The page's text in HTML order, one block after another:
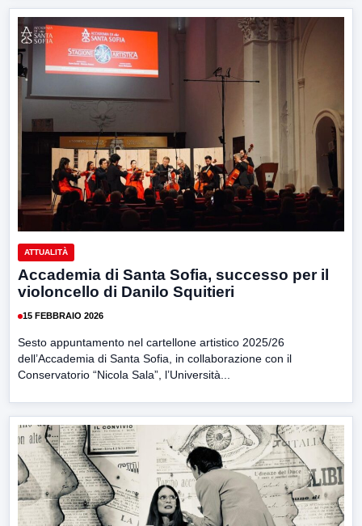
ATTUALITÀ
Accademia di Santa Sofia, successo per il
violoncello di Danilo Squitieri
15 FEBBRAIO 2026
Sesto appuntamento nel cartellone artistico 2025/26
dell’Accademia di Santa Sofia, in collaborazione con il
Conservatorio “Nicola Sala”, l’Università...